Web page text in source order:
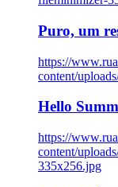
Puro, um
https://
content/
Hello
https://
content/
335x256.jpg